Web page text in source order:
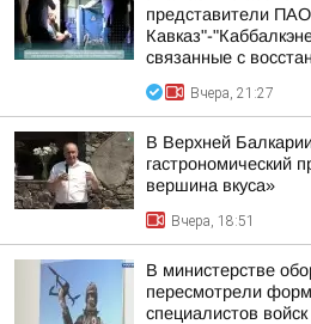
представители
Кавказ"-
связанные с
Вчера, 21:27
В Верхней
гастрономический
вершина вкуса»
Вчера, 18:51
В министерстве
пересмотрели
специалистов